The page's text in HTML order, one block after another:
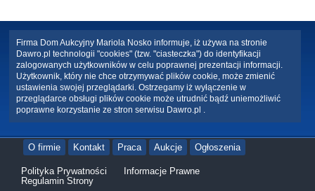
Firma Dom Aukcyjny Mariola Nosko informuje, iż używa na stronie
Dawro.pl technologii "cookies" (tzw. "ciasteczka") do identyfikacji
zalogowanych użytkowników w celu poprawnej prezentacji informacji.
Użytkownik, który nie chce otrzymywać plików cookie, może zmienić
ustawienia swojej przeglądarki. Ostrzegamy iż wyłączenie w
przeglądarce obsługi plików cookie może utrudnić bądź uniemożliwić
poprawne korzystanie ze stron serwisu Dawro.pl .
O firmie Kontakt Praca Aukcje Ogłoszenia
Polityka Prywatności
Informacje Prawne
Regulamin Strony